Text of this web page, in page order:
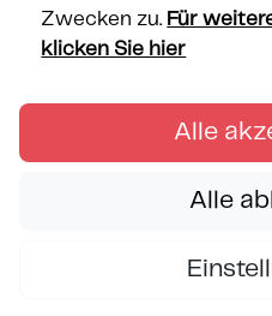
Zwecken zu. Für
klicken Sie hier
Alle
Alle